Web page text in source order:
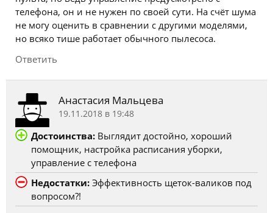
телефона, он и не нужен по своей сути. На счёт шума
не могу оценить в сравнении с другими моделями,
но всяко тише работает обычного пылесоса.
Ответить
Анастасия Мальцева
19.11.2018 в 19:48
Достоинства: Выглядит достойно, хороший
помощник, настройка расписания уборки,
управление с телефона
Недостатки:Эффективность щеток-валиков под
вопросом?!